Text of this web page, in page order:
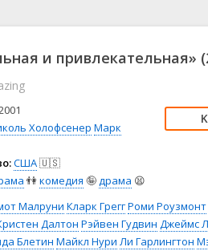
👨‍💼 Новости
тв
🤠 Фильм-нуар
и привлекательная»
Холофсенер Марк
США🇺🇸
👫комедия 🤪драма 😫
Малруни Кларк ГреггРоми Роузмонт
Далтон Рэйвен Гудвин Джеймс
Блетин Майкл Нури Ли Гарлингтон